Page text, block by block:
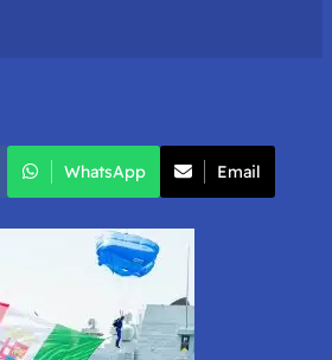
WhatsApp Email